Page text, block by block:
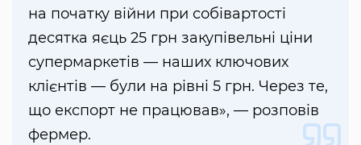
на початку війни при собівартості
десятка яєць 25 грн закупівельні ціни
супермаркетів — наших ключових
клієнтів — були на рівні 5 грн. Через те,
що експорт не працював», — розповів
фермер.